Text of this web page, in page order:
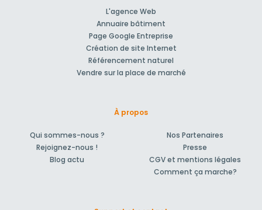
L'agence Web
Annuaire bâtiment
Page Google Entreprise
Création de site Internet
Référencement naturel
Vendre sur la place de marché
À propos
Qui sommes-nous ?
Rejoignez-nous !
Blog actu
Nos Partenaires
Presse
CGV et mentions légales
Comment ça marche?